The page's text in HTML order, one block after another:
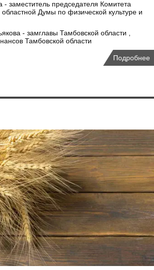
- заместитель председателя Комитета
Думы по физической культуре и
- замглавы Тамбовской области ,
Тамбовской области
Подробнее